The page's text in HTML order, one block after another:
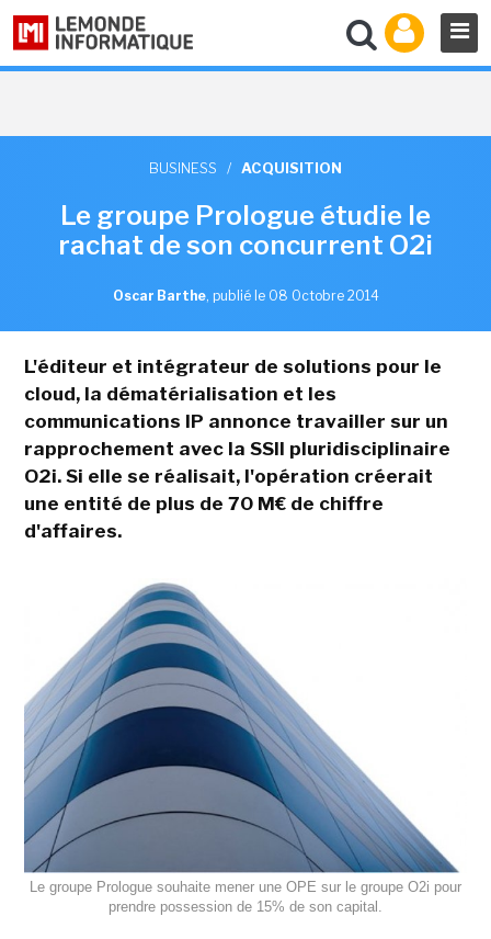
BUSINESS / ACQUISITION
Le groupe Prologue étudie le
rachat de son concurrent O2i
Oscar Barthe, publié le 08 Octobre 2014
L'éditeur et intégrateur de solutions pour le
cloud, la dématérialisation et les
communications IP annonce travailler sur un
rapprochement avec la SSII pluridisciplinaire
O2i. Si elle se réalisait, l'opération créerait
une entité de plus de 70 M€ de chiffre
d'affaires.
Le groupe Prologue souhaite mener une OPE sur le groupe O2i pour
prendre possession de 15% de son capital.